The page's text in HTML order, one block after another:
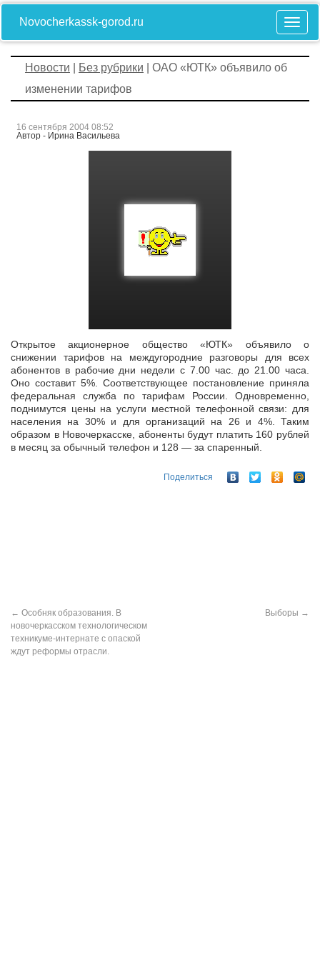
Novocherkassk-gorod.ru
Новости Без рубрики | ОАО «ЮТК» объявило об
изменении тарифов
16 сентября 2004 08:52
Автор - Ирина Васильева
Открытое акционерное общество «ЮТК» объявило о
снижении тарифов на междугородние разговоры для всех
абонентов в рабочие дни недели с 7.00 час. до 21.00 часа.
Оно составит 5%. Соответствующее постановление приняла
федеральная служба по тарифам России. Одновременно,
поднимутся цены на услуги местной телефонной связи: для
населения на 30% и для организаций на 26 и 4%. Таким
образом в Новочеркасске, абоненты будут платить 160 рублей
в месяц за обычный телефон и 128 — за спаренный.
Поделиться
← Особняк образования. В
новочеркасском технологическом
техникуме-интернате с опаской
ждут реформы отрасли.
Выборы →